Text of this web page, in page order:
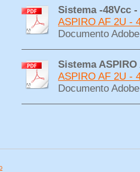
Sistema -48Vcc -
ASPIRO AF 2U -
Documento
Sistema ASPIRO
ASPIRO AF 2U -
Documento